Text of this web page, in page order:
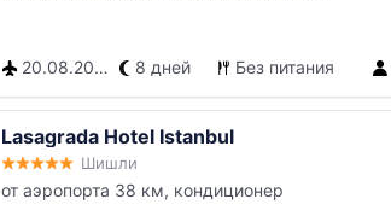
20.08.2026 8 дней Без питания
Lasagrada Hotel Istanbul
Шишли
от аэропорта 38 км, кондиционер